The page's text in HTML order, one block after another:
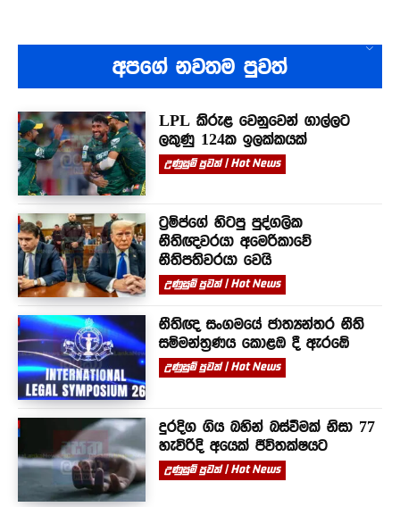
අපගේ නවතම පුවත්
LPL කිරුළ වෙනුවෙන් ගාල්ලට
ලකුණු 124ක ඉලක්කයක්
උණුසුම් පුවත් | Hot News
ට්‍රම්ප්ගේ හිටපු පුද්ගලික
නීතිඥවරයා අමෙරිකාවේ
නීතිපතිවරයා වෙයි
උණුසුම් පුවත් | Hot News
නීතිඥ සංගමයේ ජාත්‍යන්තර නීති
සම්මන්ත්‍රණය කොළඹ දී ඇරඹේ
උණුසුම් පුවත් | Hot News
දුරදිග ගිය බහින් බස්වීමක් නිසා 77
හැවිරිදි අයෙක් ජීවිතක්ෂයට
උණුසුම් පුවත් | Hot News